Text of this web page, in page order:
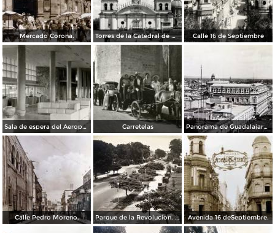
Mercado Corona. Torres de la Catedral de Guadalajara Calle 16 de Septiembre
Sala de espera del Aeropuerto Civil de Guadalajara Carretelas Panorama de Guadalajara, Jalisco.
Calle Pedro Moreno. Parque de la Revolucion. ( Circulada el 30 de Junio de 1941 ). Avenida 16 deSeptiembre.